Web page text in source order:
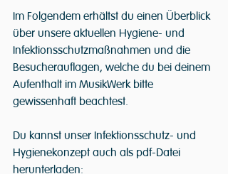
Im Folgendem erhältst du einen Überblick
über unsere aktuellen Hygiene- und
Infektionsschutzmaßnahmen und die
Besucherauflagen, welche du bei deinem
Aufenthalt im MusikWerk bitte
gewissenhaft beachtest.
Du kannst unser Infektionsschutz- und
Hygienekonzept auch als pdf-Datei
herunterladen: